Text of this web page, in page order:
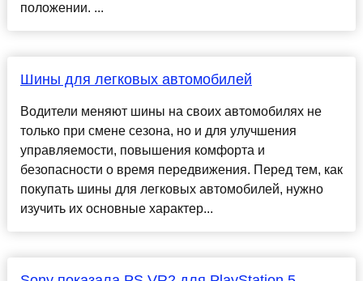
положении. ...
Шины для легковых автомобилей
Водители меняют шины на своих автомобилях не
только при смене сезона, но и для улучшения
управляемости, повышения комфорта и
безопасности о время передвижения. Перед тем, как
покупать шины для легковых автомобилей, нужно
изучить их основные характер...